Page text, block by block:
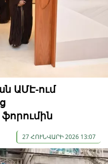
ԱՄԷ-ում
27 ՀՈՒՆՎԱՐԻ 2026 13:07